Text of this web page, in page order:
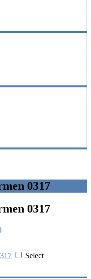
0317
0317
Select